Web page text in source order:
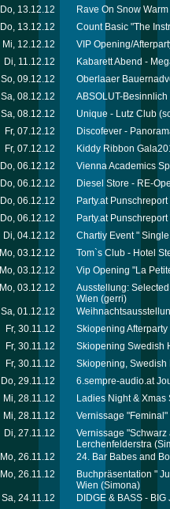
Do, 13.12.12
Rave On Snow
Do, 13.12.12
Count Basic "The
Mi, 12.12.12
VIP Opening/
Di, 11.12.12
Kabarett Abend -
So, 09.12.12
Oberlaaer
Sa, 08.12.12
ABSOLUT-
Sa, 08.12.12
Unique - Lutz Club
Fr, 07.12.12
Discofever -
Fr, 07.12.12
Kiddy Ribbon
Do, 06.12.12
Vienna Academics
Do, 06.12.12
Diesel Store - RE-
Do, 06.12.12
Party.at
Do, 06.12.12
Party.at
Di, 04.12.12
Chartiy Event "
Mo, 03.12.12
Tom`s Club - Hotel
Mo, 03.12.12
Vip Opening "La
Mo, 03.12.12
Ausstellung:
Wien (gerri)
Sa, 01.12.12
Fr, 30.11.12
Skiopening
Fr, 30.11.12
Skiopening Swedish
Fr, 30.11.12
Skiopening, Swedish
Do, 29.11.12
6.sempre-audio.at
Mi, 28.11.12
Ladies Night &
Mi, 28.11.12
Vernissage
Di, 27.11.12
Vernissage "Schwarz
Lerchenfelderstra
Mo, 26.11.12 24. Bar Babes and
Mo, 26.11.12
Buchpräsentation "
Wien (Simona)
Sa, 24.11.12 DIDGE & BASS -